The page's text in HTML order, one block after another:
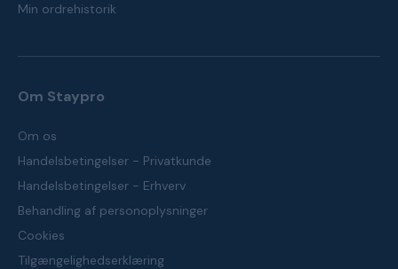
Min ordrehistorik
Om Staypro
Om os
Handelsbetingelser - Privatkunde
Handelsbetingelser - Erhverv
Behandling af personoplysninger
Cookies
Tilgængelighedserklæring